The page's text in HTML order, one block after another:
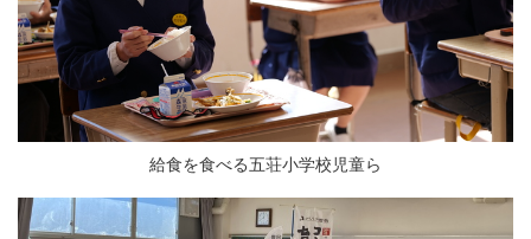
給食を食べる五荘小学校児童ら